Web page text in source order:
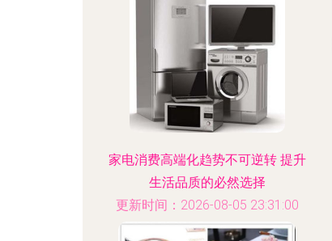
家电消费高端化趋势不可逆转 提升
生活品质的必然选择
更新时间：2026-08-05 23:31:00